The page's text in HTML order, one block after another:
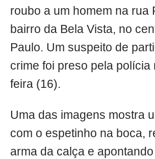
roubo a um homem na rua
bairro da Bela Vista, no
Paulo. Um suspeito de
crime foi preso pela polícia
feira (16).
Uma das imagens mostra
com o espetinho na boca,
arma da calça e